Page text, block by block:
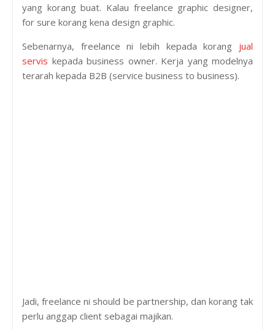
yang korang buat. Kalau freelance graphic designer,
for sure korang kena design graphic.
Sebenarnya, freelance ni lebih kepada korang jual
servis kepada business owner. Kerja yang modelnya
terarah kepada B2B (service business to business).
Jadi, freelance ni should be partnership, dan korang tak
perlu anggap client sebagai majikan.